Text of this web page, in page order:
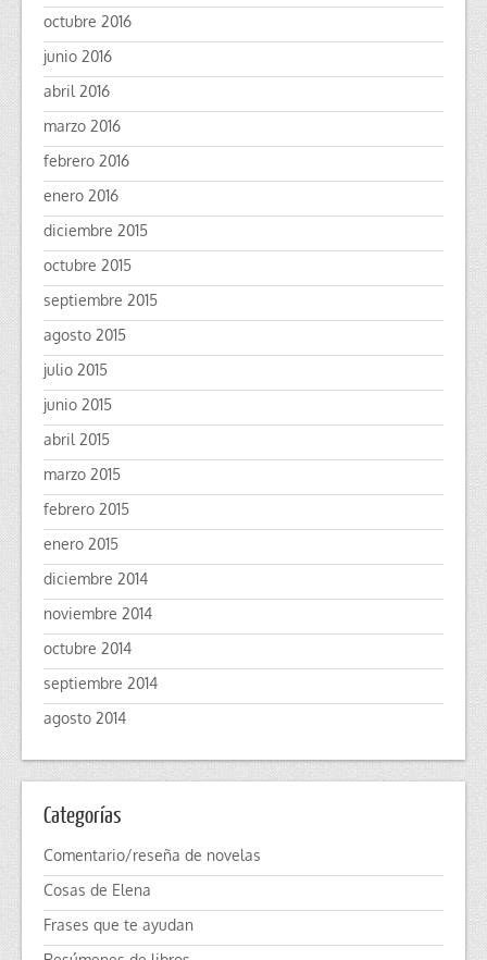
octubre 2016
junio 2016
abril 2016
marzo 2016
febrero 2016
enero 2016
diciembre 2015
octubre 2015
septiembre 2015
agosto 2015
julio 2015
junio 2015
abril 2015
marzo 2015
febrero 2015
enero 2015
diciembre 2014
noviembre 2014
octubre 2014
septiembre 2014
agosto 2014
Categorías
Comentario/reseña de novelas
Cosas de Elena
Frases que te ayudan